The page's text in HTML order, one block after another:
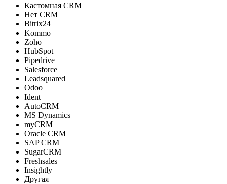
Кастомная CRM
Нет CRM
Bitrix24
Kommo
Zoho
HubSpot
Pipedrive
Salesforce
Leadsquared
Odoo
Ident
AutoCRM
MS Dynamics
myCRM
Oracle CRM
SAP CRM
SugarCRM
Freshsales
Insightly
Другая